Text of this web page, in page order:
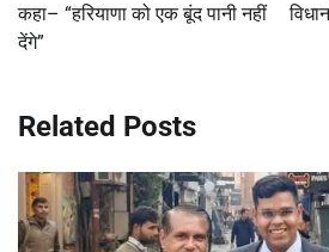
कहा– “हरियाणा को एक बूंद पानी नहीं
देंगे”
Related Posts